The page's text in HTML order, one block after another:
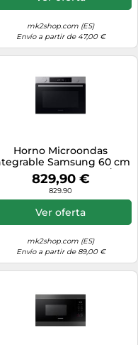
mk2shop.com (ES)
Envío a partir de 47,00 €
Horno Microondas
Samsung 60 cm
Serie 4 NQ5B4513GBS/U5
Negro
829,90 €
829.90
Ver oferta
mk2shop.com (ES)
Envío a partir de 89,00 €